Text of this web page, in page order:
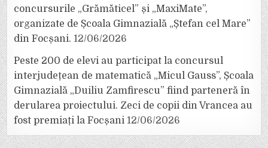
concursurile „Grămăticel” și „MaxiMate”,
organizate de Școala Gimnazială „Ștefan cel Mare”
din Focșani. 12/06/2026
Peste 200 de elevi au participat la concursul
interjudețean de matematică „Micul Gauss”, Școala
Gimnazială „Duiliu Zamfirescu” fiind parteneră în
derularea proiectului. Zeci de copii din Vrancea au
fost premiați la Focșani 12/06/2026